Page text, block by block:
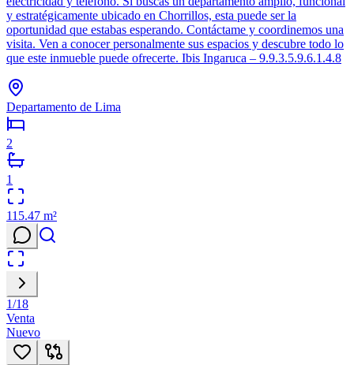
y estratégicamente ubicado en Chorrillos, esta puede ser la
oportunidad que estabas esperando. Contáctame y coordinemos una
visita. Ven a conocer personalmente sus espacios y descubre todo lo
que este inmueble puede ofrecerte. Ibis Ingaruca – 9.9.3.5.9.6.1.4.8
Departamento de Lima
2
1
115.47 m²
1/18
Venta
Nuevo